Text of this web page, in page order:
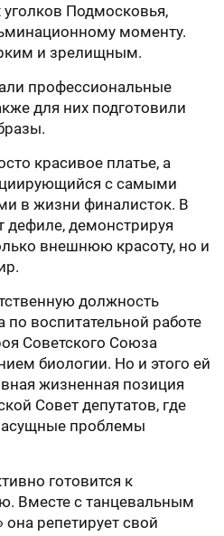
Подмосковья,
моменту.
и зрелищным.
профессиональные
для них подготовили
красивое платье, а
с самыми
в жизни финалисток. В
демонстрируя
внешнюю красоту, но и
должность
по воспитательной работе
Советского Союза
биологии. Но и этого ей
жизненная позиция
Совет депутатов, где
проблемы
готовится к
Вместе с танцевальным
она репетирует свой